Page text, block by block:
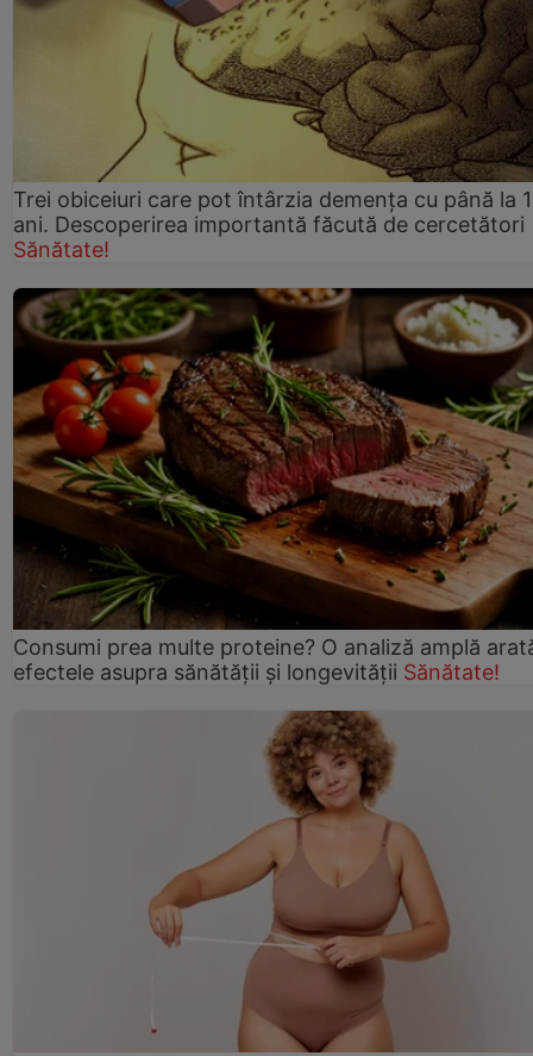
Trei obiceiuri care pot întârzia demența cu până la
ani. Descoperirea importantă făcută de cercetători
Sănătate!
Consumi prea multe proteine? O analiză amplă
efectele asupra sănătății și longevității Sănătate!